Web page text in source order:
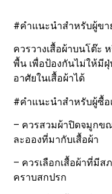
#คำแนะนำสำหรับผู้ขา
ควรวางเสื้อผ้าบนโต๊ะ
พื้น เพื่อป้องกันไม่ให้มี
อาศัยในเสื้อผ้าได้
#คำแนะนำสำหรับผู้ซื้อ
– ควรสวมผ้าปิดจมูกข
ละอองที่มากับเสื้อผ้า
– ควรเลือกเสื้อผ้าที่มีส
คราบสกปรก